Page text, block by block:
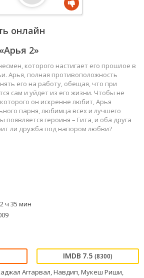
онлайн
2»
которого настигает его прошлое в
Арья, полная противоположность
его на работу, обещая, что при
сам и уйдет из его жизни. Чтобы не
он искренне любит, Арья
парня, любимца всех и лучшего
появляется героиня – Гита, и оба друга
ли дружба под напором любви?
2 ч 35 мин
7.5 (8300)
Аггарвал, Навдип, Мукеш Риши,